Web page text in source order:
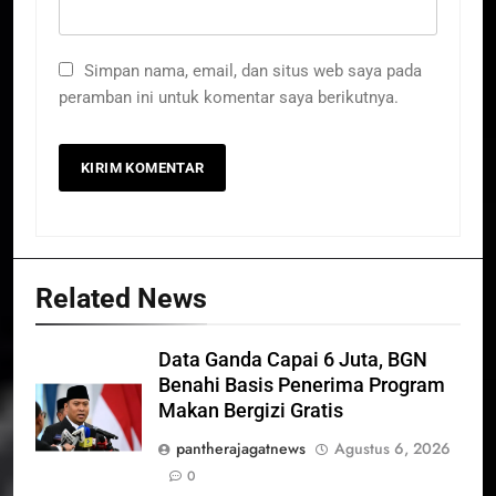
Simpan nama, email, dan situs web saya pada
peramban ini untuk komentar saya berikutnya.
Related News
Data Ganda Capai 6 Juta, BGN
Benahi Basis Penerima Program
Makan Bergizi Gratis
pantherajagatnews
Agustus 6, 2026
0